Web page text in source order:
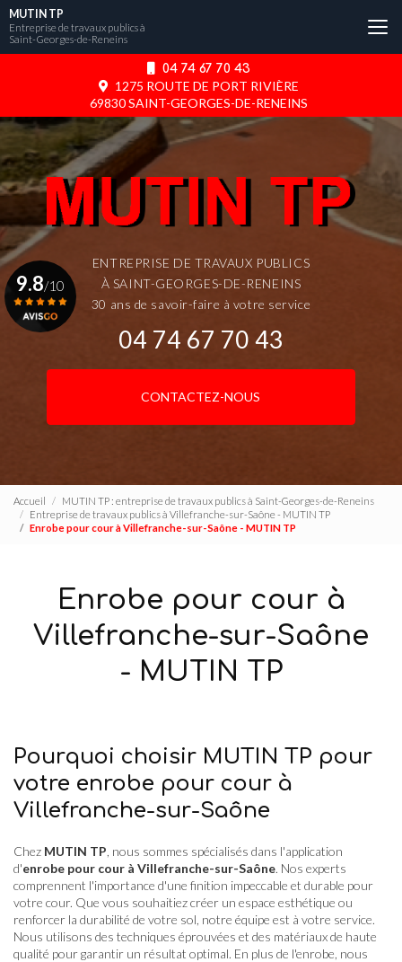
Aller
au
contenu
04 74 67 70 43
1275 ROUTE DE PORT RIVIÈRE
69830 SAINT-GEORGES-DE-RENEINS
MUTIN TP
Entreprise de travaux publics à
Saint-Georges-de-Reneins
ENTREPRISE DE TRAVAUX PUBLICS
À SAINT-GEORGES-DE-RENEINS
30 ans de savoir-faire à votre service
04 74 67 70 43
CONTACTEZ-NOUS
9.8/10
Accueil
MUTIN TP : entreprise de travaux publics à Saint-Georges-de-Reneins
Entreprise de travaux publics à Villefranche-sur-Saône - MUTIN TP
Enrobe pour cour à Villefranche-sur-Saône - MUTIN TP
Enrobe pour cour à
Villefranche-sur-Saône
- MUTIN TP
Pourquoi choisir MUTIN TP pour
votre enrobe pour cour à
Villefranche-sur-Saône
Chez MUTIN TP , nous sommes spécialisés dans l'application
d'enrobe pour cour à Villefranche-sur-Saône. Nos experts
comprennent l'importance d'une finition impeccable et durable pour
votre cour. Que vous souhaitiez créer un espace esthétique ou
renforcer la durabilité de votre sol, notre équipe est à votre service.
Nous utilisons des techniques éprouvées et des matériaux de haute
qualité pour garantir un résultat optimal. En plus de l'enrobe, nous